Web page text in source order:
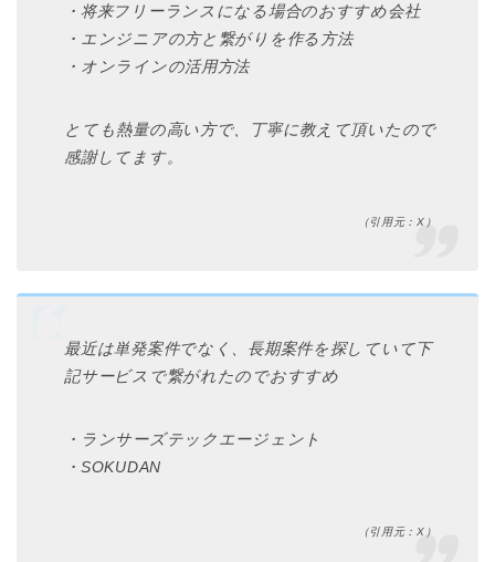
・将来フリーランスになる場合のおすすめ会社
・エンジニアの方と繋がりを作る方法
・オンラインの活用方法
とても熱量の高い方で、丁寧に教えて頂いたので
感謝してます。
（引用元：X）
最近は単発案件でなく、長期案件を探していて下
記サービスで繋がれたのでおすすめ
・ランサーズテックエージェント
・SOKUDAN
（引用元：X）